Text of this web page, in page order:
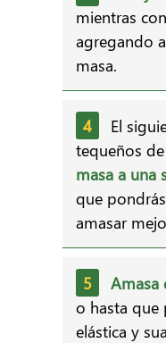
mientras
agregando
masa.
El
tequeños
masa a una
que
amasar
Amasa
o hasta que
elástica y